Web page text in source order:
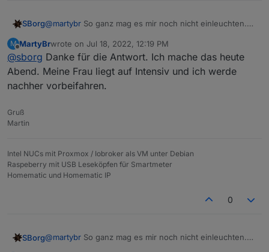
SBorg@martybr So ganz mag es mir noch nicht einleuchten.
Ich habe zwar mal wieder ein Gleichheitszeichen
vergessen, müsste aber bei "Debian" als Distri egal sein
(zumindest läuft es bei mir und@ Negaleinhatte mit
seiner Diät-Himbeere [
Immerhin liefert auch der Multihost die selbe Ausgabe.
Versuche bitte mal die aktuelle (eigentlich falsche)
Version (2 Befehle nacheinander):
test=$(iob status rest-api.0|cut -d'"' -f3)
dann die korrekte:
running" ]]; then echo API läuft; fi
M
Offline
MartyBrwrote on Jul 18, 2022, 12:19 PM
last edited by
@sborg Danke für die Antwort. Ich mache das heute
Abend. Meine Frau liegt auf Intensiv und ich werde
nachher vorbeifahren.
Gruß
Martin
Intel NUCs mit Proxmox / Iobroker als VM unter Debian
Raspeberry mit USB Leseköpfen für Smartmeter
Homematic und Homematic IP
0
SBorg@martybr So ganz mag es mir noch nicht einleuchten.